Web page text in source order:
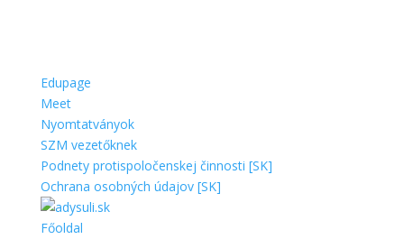
Edupage
Meet
Nyomtatványok
SZM vezetőknek
Podnety protispoločenskej činnosti [SK]
Ochrana osobných údajov [SK]
Főoldal